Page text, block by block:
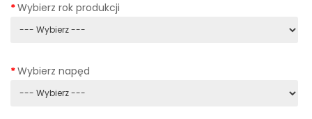
Wybierz rok produkcji
Wybierz napęd